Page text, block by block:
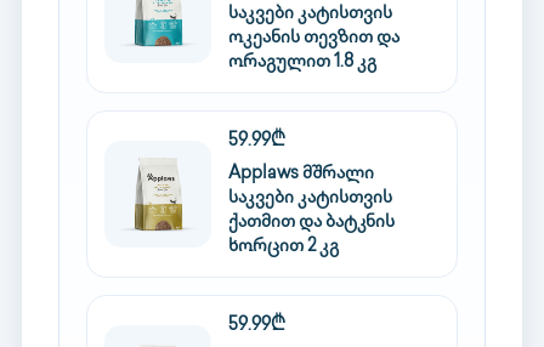
საკვები კატისთვის
ოკეანის თევზით და
ორაგულით 1.8 კგ
59.99₾
Applaws მშრალი
საკვები კატისთვის
ქათმით და ბატკნის
ხორცით 2 კგ
59.99₾